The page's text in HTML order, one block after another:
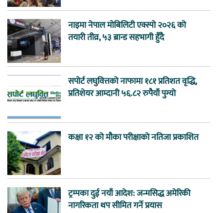
नाइमा नेपाल मोबिलिटी एक्स्पो २०२६ को
तयारी तीव्र, ५३ ब्रान्ड सहभागी हुँदै
सपोर्ट लघुवित्तको नाफामा १८१ प्रतिशत वृद्धि,
प्रतिशेयर आम्दानी ५६.८२ रुपैयाँ पुग्यो
कक्षा १२ को मौका परीक्षाको नतिजा प्रकाशित
ट्रम्पका दुई नयाँ आदेश: जन्मसिद्ध अमेरिकी
नागरिकता थप सीमित गर्ने प्रयास